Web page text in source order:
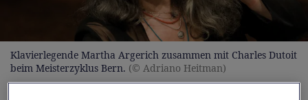
Klavierlegende Martha Argerich zusammen mit Charles Dutoit
beim Meisterzyklus Bern. (© Adriano Heitman)